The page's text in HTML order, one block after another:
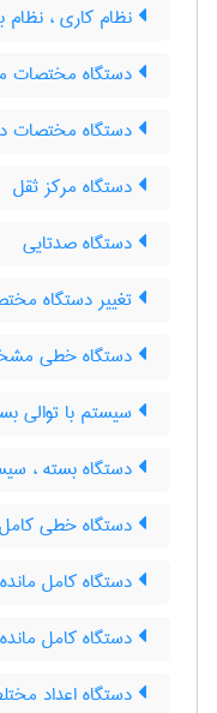
نظام کاری ، نظام
دستگاه مختصات
دستگاه مختصات
دستگاه مرکز ثقل
دستگاه صدتایی
تغییر دستگاه
دستگاه خطی
سیستم با توالی
دستگاه بسته ،
دستگاه خطی کامل
دستگاه کامل
دستگاه کامل
دستگاه اعداد